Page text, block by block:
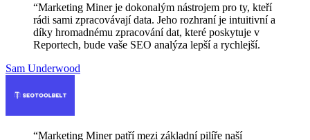
“Marketing Miner je dokonalým nástrojem pro ty, kteří
rádi sami zpracovávají data. Jeho rozhraní je intuitivní a
díky hromadnému zpracování dat, které poskytuje v
Reportech, bude vaše SEO analýza lepší a rychlejší.
Sam Underwood
“Marketing Miner patří mezi základní pilíře naší